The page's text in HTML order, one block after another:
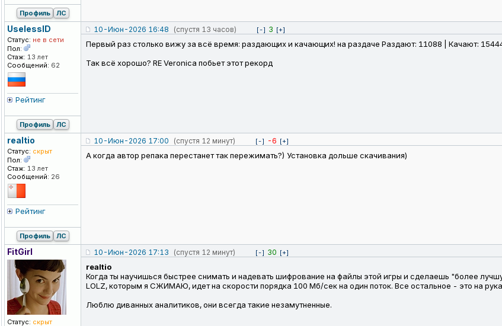
Профиль ЛС
UselessID
Статус: не в сети
Пол:
Стаж: 13 лет
Сообщений: 62
Рейтинг
10-Июн-2026 16:48 (спустя 13 часов) [-] 3 [+]
Первый раз столько вижу за всё время: раздающих и качающих! на раздаче Раздают: 11088 | Качают:
Так всё хорошо? RE Veronica побьет этот рекорд
Профиль ЛС
realtio
Статус: скрыт
Пол:
Стаж: 13 лет
Сообщений: 26
Рейтинг
10-Июн-2026 17:00 (спустя 12 минут) [-] -6 [+]
А когда автор репака перестанет так пережимать?) Установка дольше скачивания)
Профиль ЛС
FitGirl
Статус: скрыт
10-Июн-2026 17:13 (спустя 12 минут) [-] 30 [+]
realtio
Когда ты научишься быстрее снимать и надевать шифрование на файлы этой игры и сделаешь "более
LOLZ, которым я СЖИМАЮ, идет на скорости порядка 100 Мб/сек на один поток. Все остальное - это на
Люблю диванных аналитиков, они всегда такие незамутненные.